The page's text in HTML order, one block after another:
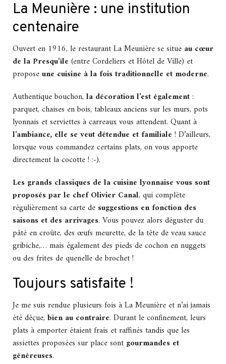
La Meunière : une institution
centenaire
Ouvert en 1916, le restaurant La Meunière se situe au cœur
de la Presqu’île (entre Cordeliers et Hôtel de Ville) et
proposeune cuisine à la fois traditionnelle et moderne.
Authentique bouchon, la décoration l’est également:
parquet, chaises en bois, tableaux anciens sur les murs, pots
lyonnais et serviettes à carreaux vous attendent. Quant à
l’ambiance, elle se veut détendue et familiale ! D’ailleurs,
lorsque vous commandez certains plats, on vous apporte
directement la cocotte ! :-).
Les grands classiques de la cuisine lyonnaise vous sont
proposés par le chef Olivier Canal, qui complète
régulièrement sa carte de suggestions en fonction des
saisons et des arrivages. Vous pouvez alors déguster du
pâté en croûte, des œufs meurette, de la tête de veau sauce
gribiche,… mais également des pieds de cochon en nuggets
ou des frites de quenelle de brochet !
Toujours satisfaite !
Je me suis rendue plusieurs fois à La Meunière et n’ai jamais
été déçue, bien au contraire. Durant le confinement, leurs
plats à emporter étaient frais et raffinés tandis que les
assiettes proposées sur place sont gourmandes et
généreuses.